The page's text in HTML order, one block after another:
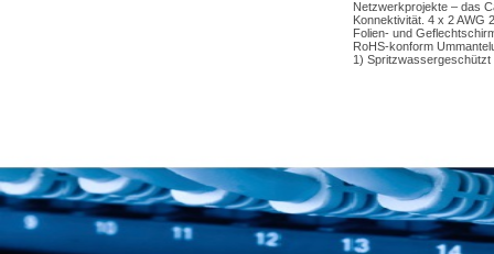
Netzwerkprojekte – das
Konnektivität. 4 x 2 AWG
Folien- und
RoHS-konform
1) Spritzwassergeschützt